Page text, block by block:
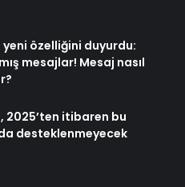
özelliğini duyurdu:
mesajlar! Mesaj nasıl
2025’ten itibaren bu
desteklenmeyecek